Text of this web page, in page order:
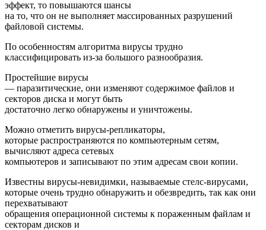
эффект, то повышаются шансы
на то, что он не выполняет массированных разрушений
файловой системы.
По особенностям алгоритма вирусы трудно
классифицировать из-за большого разнообразия.
Простейшие вирусы
— паразитические, они изменяют содержимое файлов и
секторов диска и могут быть
достаточно легко обнаружены и уничтожены.
Можно отметить вирусы-репликаторы,
которые распространяются по компьютерным сетям,
вычисляют адреса сетевых
компьютеров и записывают по этим адресам свои копии.
Известны вирусы-невидимки, называемые стелс-вирусами,
которые очень трудно обнаружить и обезвредить, так как они
перехватывают
обращения операционной системы к пораженным файлам и
секторам дисков и